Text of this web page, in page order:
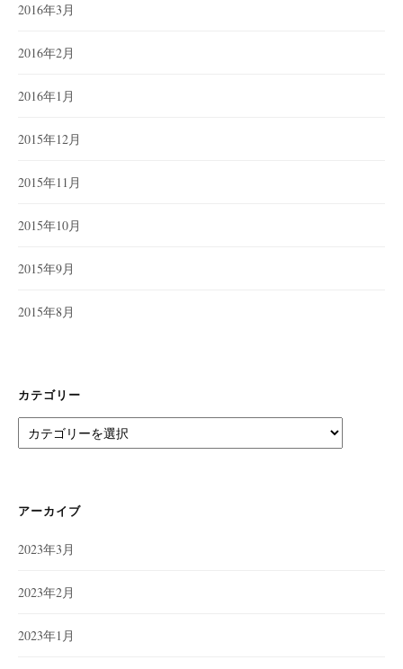
2016年3月
2016年2月
2016年1月
2015年12月
2015年11月
2015年10月
2015年9月
2015年8月
カテゴリー
テ
ー
アーカイブ
2023年3月
2023年2月
2023年1月